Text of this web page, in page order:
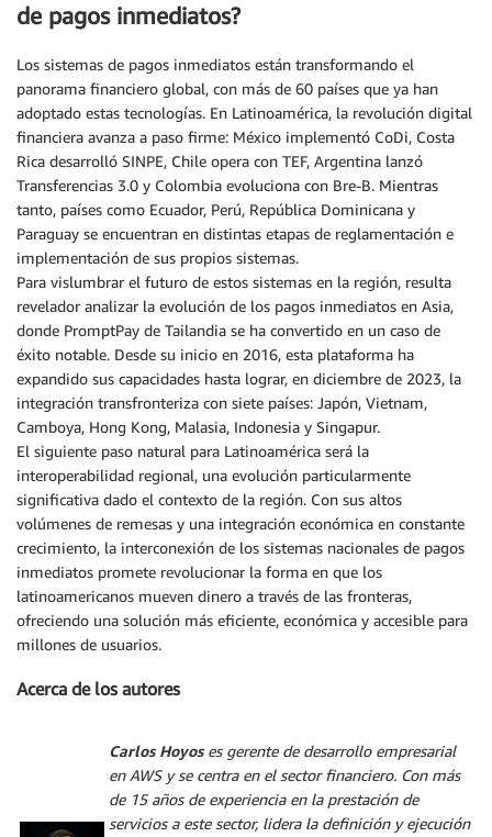
de pagos inmediatos?
Los sistemas de pagos inmediatos están transformando el
panorama financiero global, con más de 60 países que ya han
adoptado estas tecnologías. En Latinoamérica, la revolución digital
financiera avanza a paso firme: México implementó CoDi, Costa
Rica desarrolló SINPE, Chile opera con TEF, Argentina lanzó
Transferencias 3.0 y Colombia evoluciona con Bre-B. Mientras
tanto, países como Ecuador, Perú, República Dominicana y
Paraguay se encuentran en distintas etapas de reglamentación e
implementación de sus propios sistemas.
Para vislumbrar el futuro de estos sistemas en la región, resulta
revelador analizar la evolución de los pagos inmediatos en Asia,
donde PromptPay de Tailandia se ha convertido en un caso de
éxito notable. Desde su inicio en 2016, esta plataforma ha
expandido sus capacidades hasta lograr, en diciembre de 2023, la
integración transfronteriza con siete países: Japón, Vietnam,
Camboya, Hong Kong, Malasia, Indonesia y Singapur.
El siguiente paso natural para Latinoamérica será la
interoperabilidad regional, una evolución particularmente
significativa dado el contexto de la región. Con sus altos
volúmenes de remesas y una integración económica en constante
crecimiento, la interconexión de los sistemas nacionales de pagos
inmediatos promete revolucionar la forma en que los
latinoamericanos mueven dinero a través de las fronteras,
ofreciendo una solución más eficiente, económica y accesible para
millones de usuarios.
Acerca de los autores
Carlos Hoyoses gerente de desarrollo empresarial
en AWS y se centra en el sector financiero. Con más
de 15 años de experiencia en la prestación de
servicios a este sector, lidera la definición y ejecución